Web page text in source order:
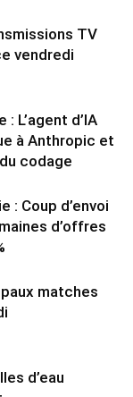
TV
vendredi
L’agent d’IA
à Anthropic et
codage
: Coup d’envoi
d’offres
matches
d’eau